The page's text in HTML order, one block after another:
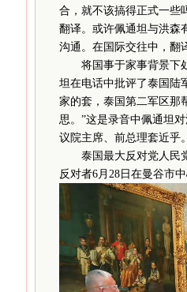
合，就不该搞得正式一些
翻译。或许佩通坦与洪森
沟通。在国际交往中，翻
将国事于家事背景下处
坦在电话中批评了泰国陆
家的套，泰国第二军区那
思。”这是录音中佩通坦
议院主席、前总理套近乎
泰国最大反对党人民党
反对者6月28日在曼谷市